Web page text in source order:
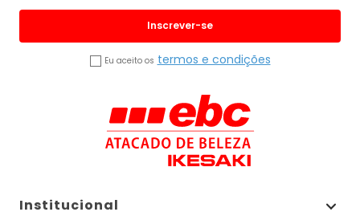
Inscrever-se
Eu aceito os termos e condições
Institucional